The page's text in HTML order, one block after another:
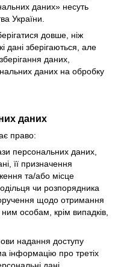
даних» несуть
України.
довше, ніж
дані зберігаються, але
даних,
даних на обробку
даних
право:
персональних даних,
її призначення
та/або місце
чи розпорядника
щодо отримання
особам, крім випадків,
надання доступу
інформацію про третіх